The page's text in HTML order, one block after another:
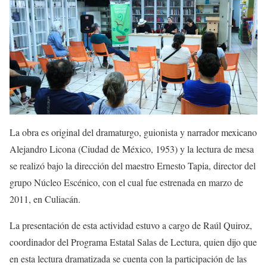
La obra es original del dramaturgo, guionista y narrador mexicano
Alejandro Licona (Ciudad de México, 1953) y la lectura de mesa
se realizó bajo la dirección del maestro Ernesto Tapia, director del
grupo Núcleo Escénico, con el cual fue estrenada en marzo de
2011, en Culiacán.
La presentación de esta actividad estuvo a cargo de Raúl Quiroz,
coordinador del Programa Estatal Salas de Lectura, quien dijo que
en esta lectura dramatizada se cuenta con la participación de las